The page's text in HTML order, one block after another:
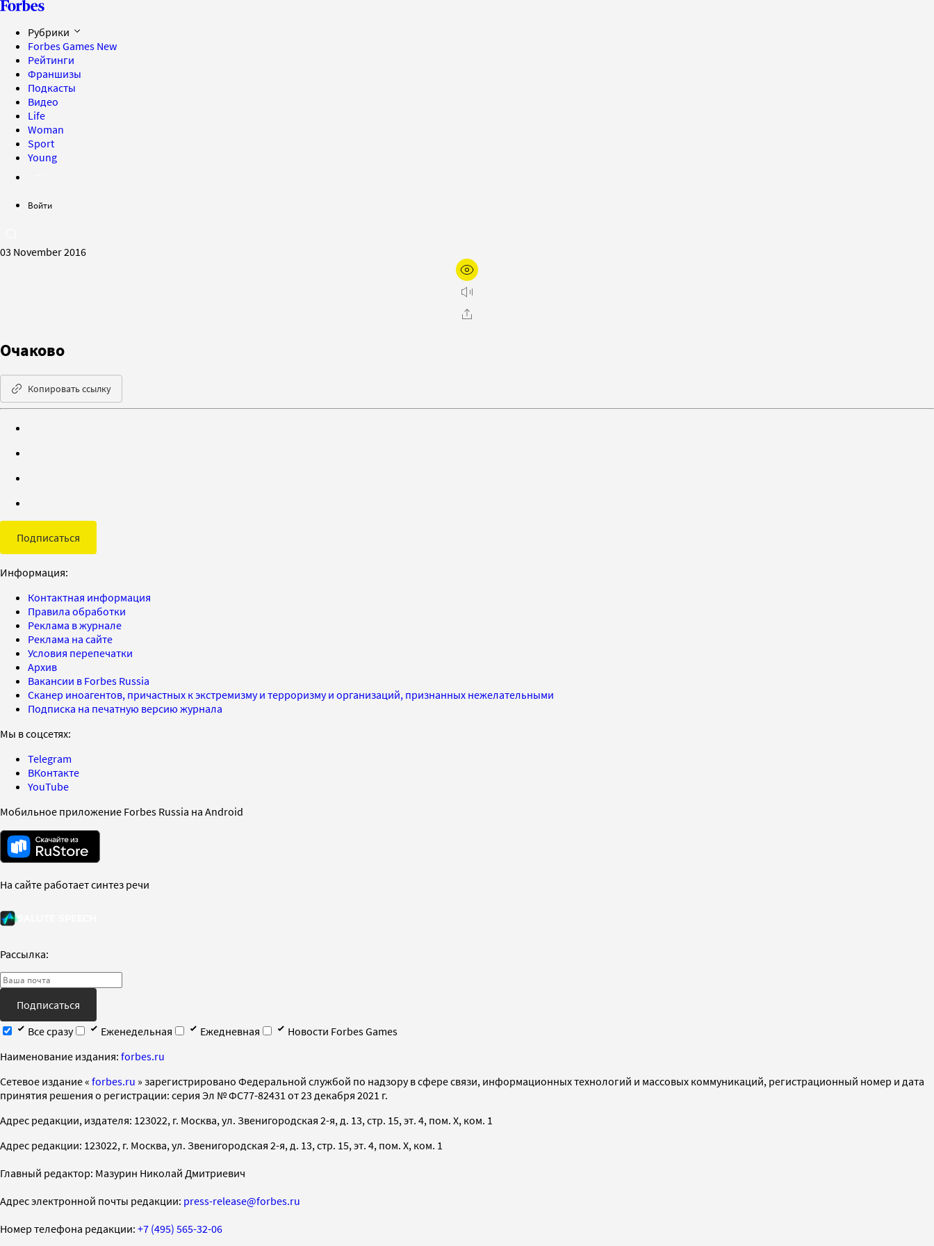
Рубрики
Forbes Games New
Рейтинги
Франшизы
Подкасты
Видео
Life
Woman
Sport
Young
Войти
03 November 2016
Очаково
Копировать ссылку
Подписаться
Информация:
Контактная информация
Правила обработки
Реклама в журнале
Реклама на сайте
Условия перепечатки
Архив
Вакансии в Forbes Russia
Сканер иноагентов, причастных к экстремизму и терроризму и организаций, признанных нежелательными
Подписка на печатную версию журнала
Мы в соцсетях:
Telegram
ВКонтакте
YouTube
Мобильное приложение Forbes Russia на Android
На сайте работает синтез речи
Рассылка:
Подписаться
Все сразу
Еженедельная Ежедневная
Новости Forbes Games
Наименование издания: forbes.ru
Cетевое издание « forbes.ru » зарегистрировано Федеральной службой по надзору в сфере связи, информационных технологий и массовых коммуникаций, регистрационный номер и дата
принятия решения о регистрации: серия Эл № ФС77-82431 от 23 декабря 2021 г.
Адрес редакции, издателя: 123022, г. Москва, ул. Звенигородская 2-я, д. 13, стр. 15, эт. 4, пом. X, ком. 1
Адрес редакции: 123022, г. Москва, ул. Звенигородская 2-я, д. 13, стр. 15, эт. 4, пом. X, ком. 1
Главный редактор: Мазурин Николай Дмитриевич
Адрес электронной почты редакции: press-release@forbes.ru
Номер телефона редакции: +7 (495) 565-32-06